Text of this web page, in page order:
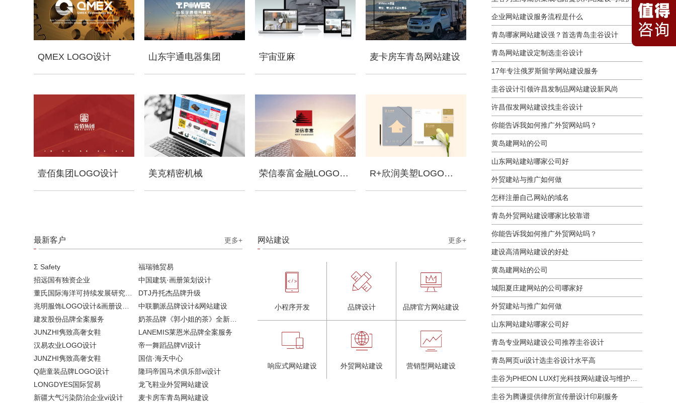
QMEX LOGO设计 山东宇通电器集团 宇宙亚麻 麦卡房车青岛网站建设
壹佰集团LOGO设计 美克精密机械 荣信泰富金融LOGO设计 R+欣润美塑LOGO设计
最新客户 更多+
Σ Safety
福瑞驰贸易
招远国有独资企业
中国建筑·画册策划设计
DTJ丹托杰品牌升级
中联鹏派品牌设计&网站建设
建发股份品牌全案服务
奶茶品牌《郭小姐的茶》全新视觉｜每天一杯好茶
JUNZHI隽致高奢女鞋
LANEMIS莱恩米品牌全案服务
汉易农业LOGO设计
帝一舞蹈品牌VI设计
JUNZHI隽致高奢女鞋
国信·海天中心
Q葩童装品牌LOGO设计
隆玛帝国马术俱乐部vi设计
LONGDYES国际贸易
龙飞鞋业外贸网站建设
新疆大气污染防治企业vi设计
麦卡房车青岛网站建设
网站建设 更多+
小程序开发 品牌设计 品牌官方网站建设
响应式网站建设 外贸网站建设 营销型网站建设
企业网站建设服务流程是什么
青岛哪家网站建设强？首选青岛圭谷设计
青岛网站建设定制选圭谷设计
17年专注俄罗斯留学网站建设服务
圭谷设计引领许昌发制品网站建设新风尚
许昌假发网站建设找圭谷设计
你能告诉我如何推广外贸网站吗？
黄岛建网站的公司
山东网站建站哪家公司好
外贸建站与推广如何做
怎样注册自己网站的域名
青岛外贸网站建设哪家比较靠谱
你能告诉我如何推广外贸网站吗？
建设高清网站建设的好处
黄岛建网站的公司
城阳夏庄建网站的公司哪家好
外贸建站与推广如何做
山东网站建站哪家公司好
青岛专业网站建设公司推荐圭谷设计
青岛网页ui设计选圭谷设计水平高
圭谷为腾谦提供律所宣传册设计印刷服务